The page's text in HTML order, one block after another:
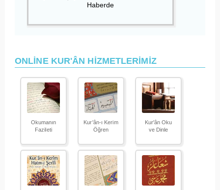
Haberde
ONLİNE KUR'ÂN HİZMETLERİMİZ
Okumanın
Fazileti
Kur'ân-ı Kerim
Öğren
Kur'ân Oku
ve Dinle